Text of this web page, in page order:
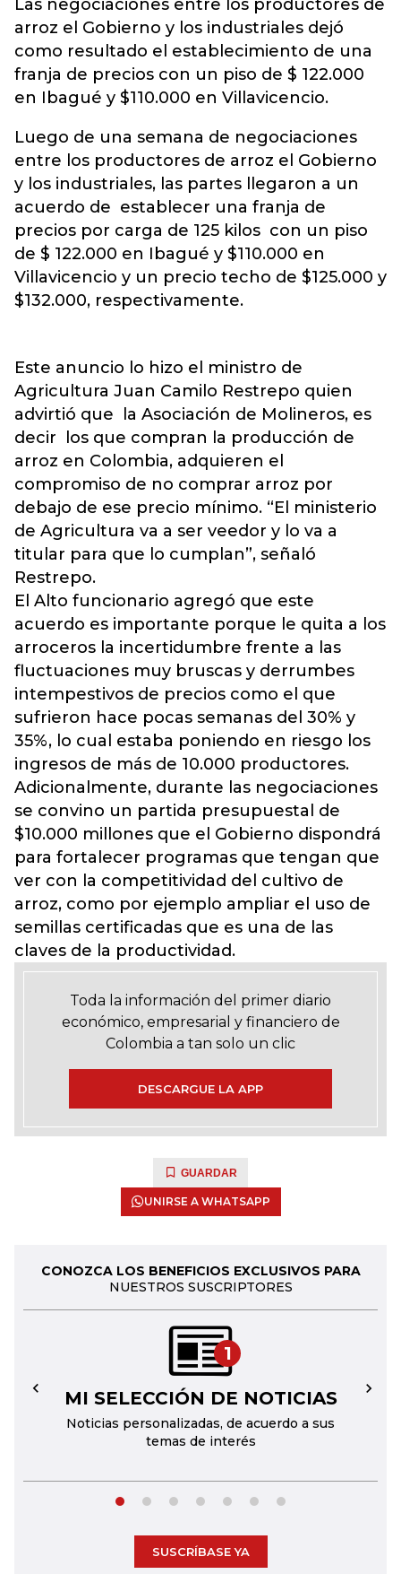
Las negociaciones entre los productores de
arroz el Gobierno y los industriales dejó
como resultado el establecimiento de una
franja de precios con un piso de $ 122.000
en Ibagué y $110.000 en Villavicencio.
Luego de una semana de negociaciones
entre los productores de arroz el Gobierno
y los industriales, las partes llegaron a un
acuerdo de establecer una franja de
precios por carga de 125 kilos con un piso
de $ 122.000 en Ibagué y $110.000 en
Villavicencio y un precio techo de $125.000 y
$132.000, respectivamente.
Este anuncio lo hizo el ministro de
Agricultura Juan Camilo Restrepo quien
advirtió que la Asociación de Molineros, es
decir los que compran la producción de
arroz en Colombia, adquieren el
compromiso de no comprar arroz por
debajo de ese precio mínimo. “El ministerio
de Agricultura va a ser veedor y lo va a
titular para que lo cumplan”, señaló
Restrepo.
El Alto funcionario agregó que este
acuerdo es importante porque le quita a los
arroceros la incertidumbre frente a las
fluctuaciones muy bruscas y derrumbes
intempestivos de precios como el que
sufrieron hace pocas semanas del 30% y
35%, lo cual estaba poniendo en riesgo los
ingresos de más de 10.000 productores.
Adicionalmente, durante las negociaciones
se convino un partida presupuestal de
$10.000 millones que el Gobierno dispondrá
para fortalecer programas que tengan que
ver con la competitividad del cultivo de
arroz, como por ejemplo ampliar el uso de
semillas certificadas que es una de las
claves de la productividad.
Toda la información del primer diario
económico, empresarial y financiero de
Colombia a tan solo un clic
DESCARGUE LA APP
GUARDAR
UNIRSE A WHATSAPP
CONOZCA LOS BENEFICIOS EXCLUSIVOS PARA
NUESTROS SUSCRIPTORES
1
MI SELECCIÓN DE NOTICIAS
Noticias personalizadas, de acuerdo a sus
temas de interés
← →
SUSCRÍBASE YA